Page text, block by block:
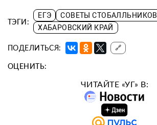
ТЭГИ:
ЕГЭ
СОВЕТЫ СТОБАЛЛЬНИКОВ
ХАБАРОВСКИЙ КРАЙ
ПОДЕЛИТЬСЯ: 🔗
ОЦЕНИТЬ:
ЧИТАЙТЕ «УГ» В: